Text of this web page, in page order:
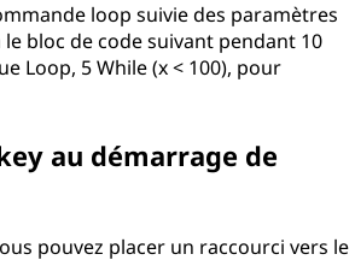
loop suivie des paramètres
bloc de code suivant pendant 10
Loop, 5 While (x < 100), pour
au démarrage de
pouvez placer un raccourci vers le